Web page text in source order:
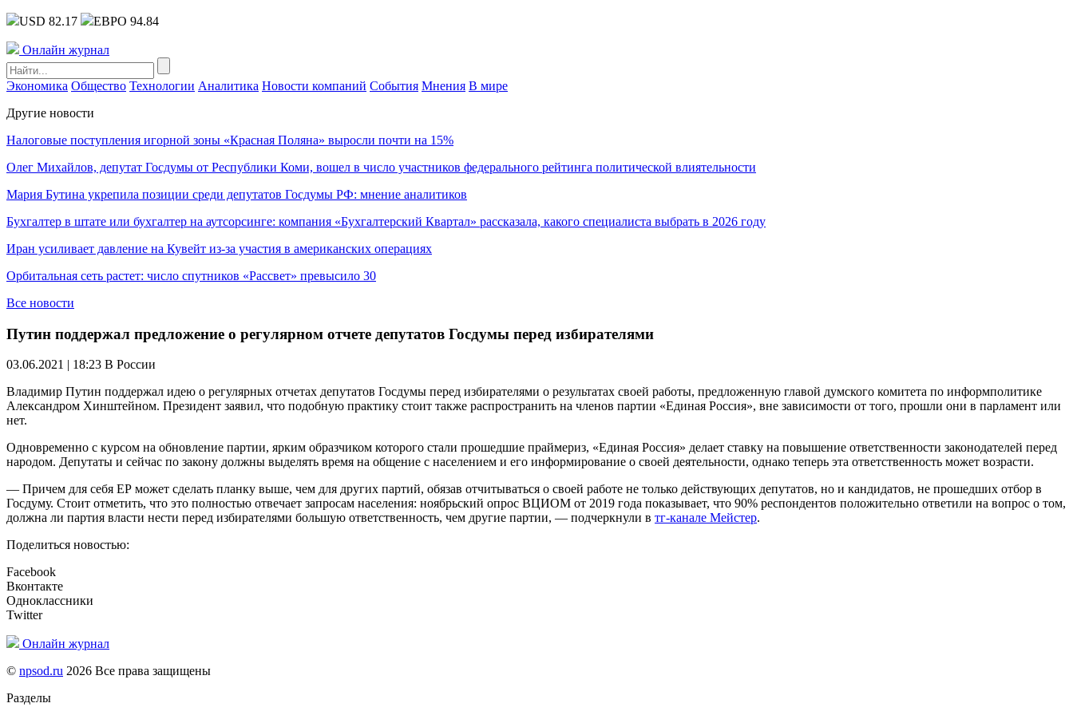
USD 82.17 ЕВРО 94.84
Онлайн журнал
Экономика Общество Технологии Аналитика Новости компаний События Мнения В мире
Другие новости
Налоговые поступления игорной зоны «Красная Поляна» выросли почти на 15%
Олег Михайлов, депутат Госдумы от Республики Коми, вошел в число участников федерального рейтинга политической влиятельности
Мария Бутина укрепила позиции среди депутатов Госдумы РФ: мнение аналитиков
Бухгалтер в штате или бухгалтер на аутсорсинге: компания «Бухгалтерский Квартал» рассказала, какого специалиста выбрать в 2026 году
Иран усиливает давление на Кувейт из-за участия в американских операциях
Орбитальная сеть растет: число спутников «Рассвет» превысило 30
Все новости
Путин поддержал предложение о регулярном отчете депутатов Госдумы перед избирателями
03.06.2021 | 18:23 В России
Владимир Путин поддержал идею о регулярных отчетах депутатов Госдумы перед избирателями о результатах своей работы, предложенную главой думского комитета по информполитике
Александром Хинштейном. Президент заявил, что подобную практику стоит также распространить на членов партии «Единая Россия», вне зависимости от того, прошли они в парламент или
нет.
Одновременно с курсом на обновление партии, ярким образчиком которого стали прошедшие праймериз, «Единая Россия» делает ставку на повышение ответственности законодателей перед
народом. Депутаты и сейчас по закону должны выделять время на общение с населением и его информирование о своей деятельности, однако теперь эта ответственность может возрасти.
— Причем для себя ЕР может сделать планку выше, чем для других партий, обязав отчитываться о своей работе не только действующих депутатов, но и кандидатов, не прошедших отбор в
Госдуму. Стоит отметить, что это полностью отвечает запросам населения: ноябрьский опрос ВЦИОМ от 2019 года показывает, что 90% респондентов положительно ответили на вопрос о том,
должна ли партия власти нести перед избирателями большую ответственность, чем другие партии, — подчеркнули в тг-канале Мейстер.
Поделиться новостью:
Facebook
Вконтакте
Одноклассники
Twitter
Онлайн журнал
© npsod.ru 2026 Все права защищены
Разделы